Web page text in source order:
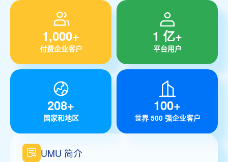
1,000+
付费企业客户
1 亿+
平台用户
208+
国家和地区
100+
世界 500 强企业客户
UMU 简介